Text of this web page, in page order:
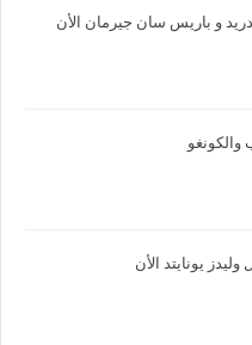
و باريس سان جيرمان الأن
والكونغو
يونايتد الأن